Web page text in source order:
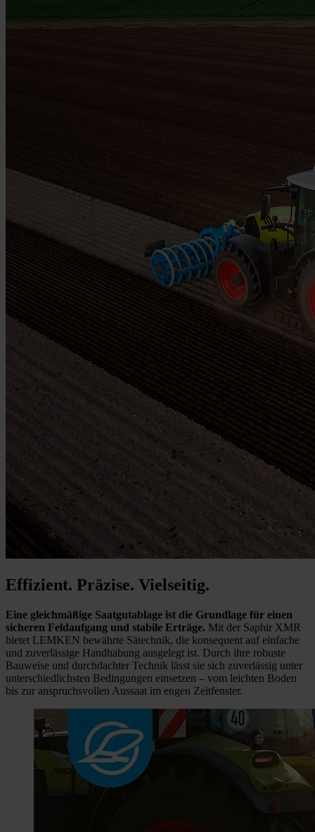
Effizient. Präzise. Vielseitig.
Eine gleichmäßige Saatgutablage ist die Grundlage für einen
sicheren Feldaufgang und stabile Erträge. Mit der Saphir XMR
bietet LEMKEN bewährte Sätechnik, die konsequent auf einfache
und zuverlässige Handhabung ausgelegt ist. Durch ihre robuste
Bauweise und durchdachter Technik lässt sie sich zuverlässig unter
unterschiedlichsten Bedingungen einsetzen – vom leichten Boden
bis zur anspruchsvollen Aussaat im engen Zeitfenster.